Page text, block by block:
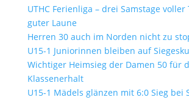
UTHC Ferienliga – drei Samstage
guter Laune
Herren 30 auch im Norden nicht zu
U15-1 Juniorinnen bleiben auf
Wichtiger Heimsieg der Damen 50 für
Klassenerhalt
U15-1 Mädels glänzen mit 6:0 Sieg bei